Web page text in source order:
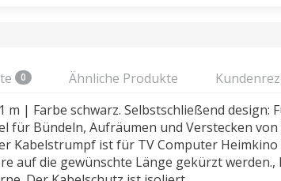
0 Ähnliche Produkte
| Farbe schwarz. Selbstschließend design:
für Bündeln, Aufräumen und Verstecken
Kabelstrumpf ist für TV Computer
auf die gewünschte Länge gekürzt